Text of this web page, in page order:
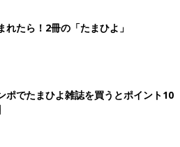
」
藤久右衛門監修の「さくらと抹茶の
でのど越しもよくおいしかったそ
を楽しめるスイーツですね。
糖ロールケーキ」
れたら！2冊の「たまひよ」
ポでたまひよ雑誌を買うとポイント10